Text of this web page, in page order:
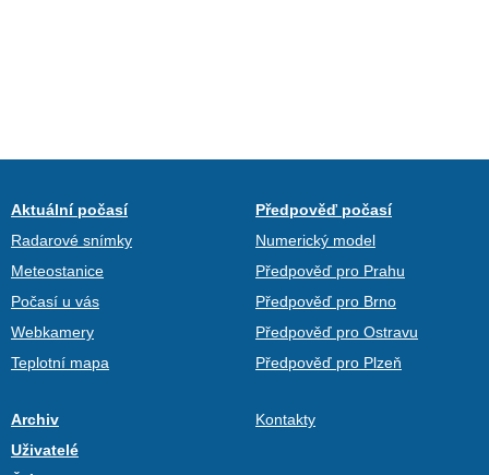
Aktuální počasí
Radarové snímky
Meteostanice
Počasí u vás
Webkamery
Teplotní mapa
Předpověď počasí
Numerický model
Předpověď pro Prahu
Předpověď pro Brno
Předpověď pro Ostravu
Předpověď pro Plzeň
Archiv
Uživatelé
Kontakty